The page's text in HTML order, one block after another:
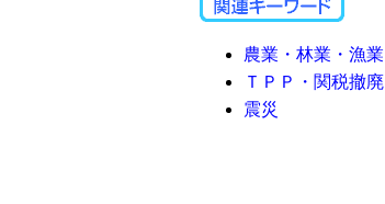
農業・林業・漁業
ＴＰＰ・関税撤廃
震災